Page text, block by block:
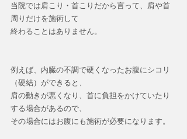
当院では肩こり・首こりだから言って、肩や首
周りだけを施術して
終わることはありません。
例えば、内臓の不調で硬くなったお腹にシコリ
（硬結）ができると、
肩の動きが悪くなり、首に負担をかけていたり
する場合があるので、
その場合にはお腹にも施術が必要になります。